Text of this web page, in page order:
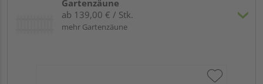
Gartenzäune
ab 139,00 € / Stk.
mehr Gartenzäune